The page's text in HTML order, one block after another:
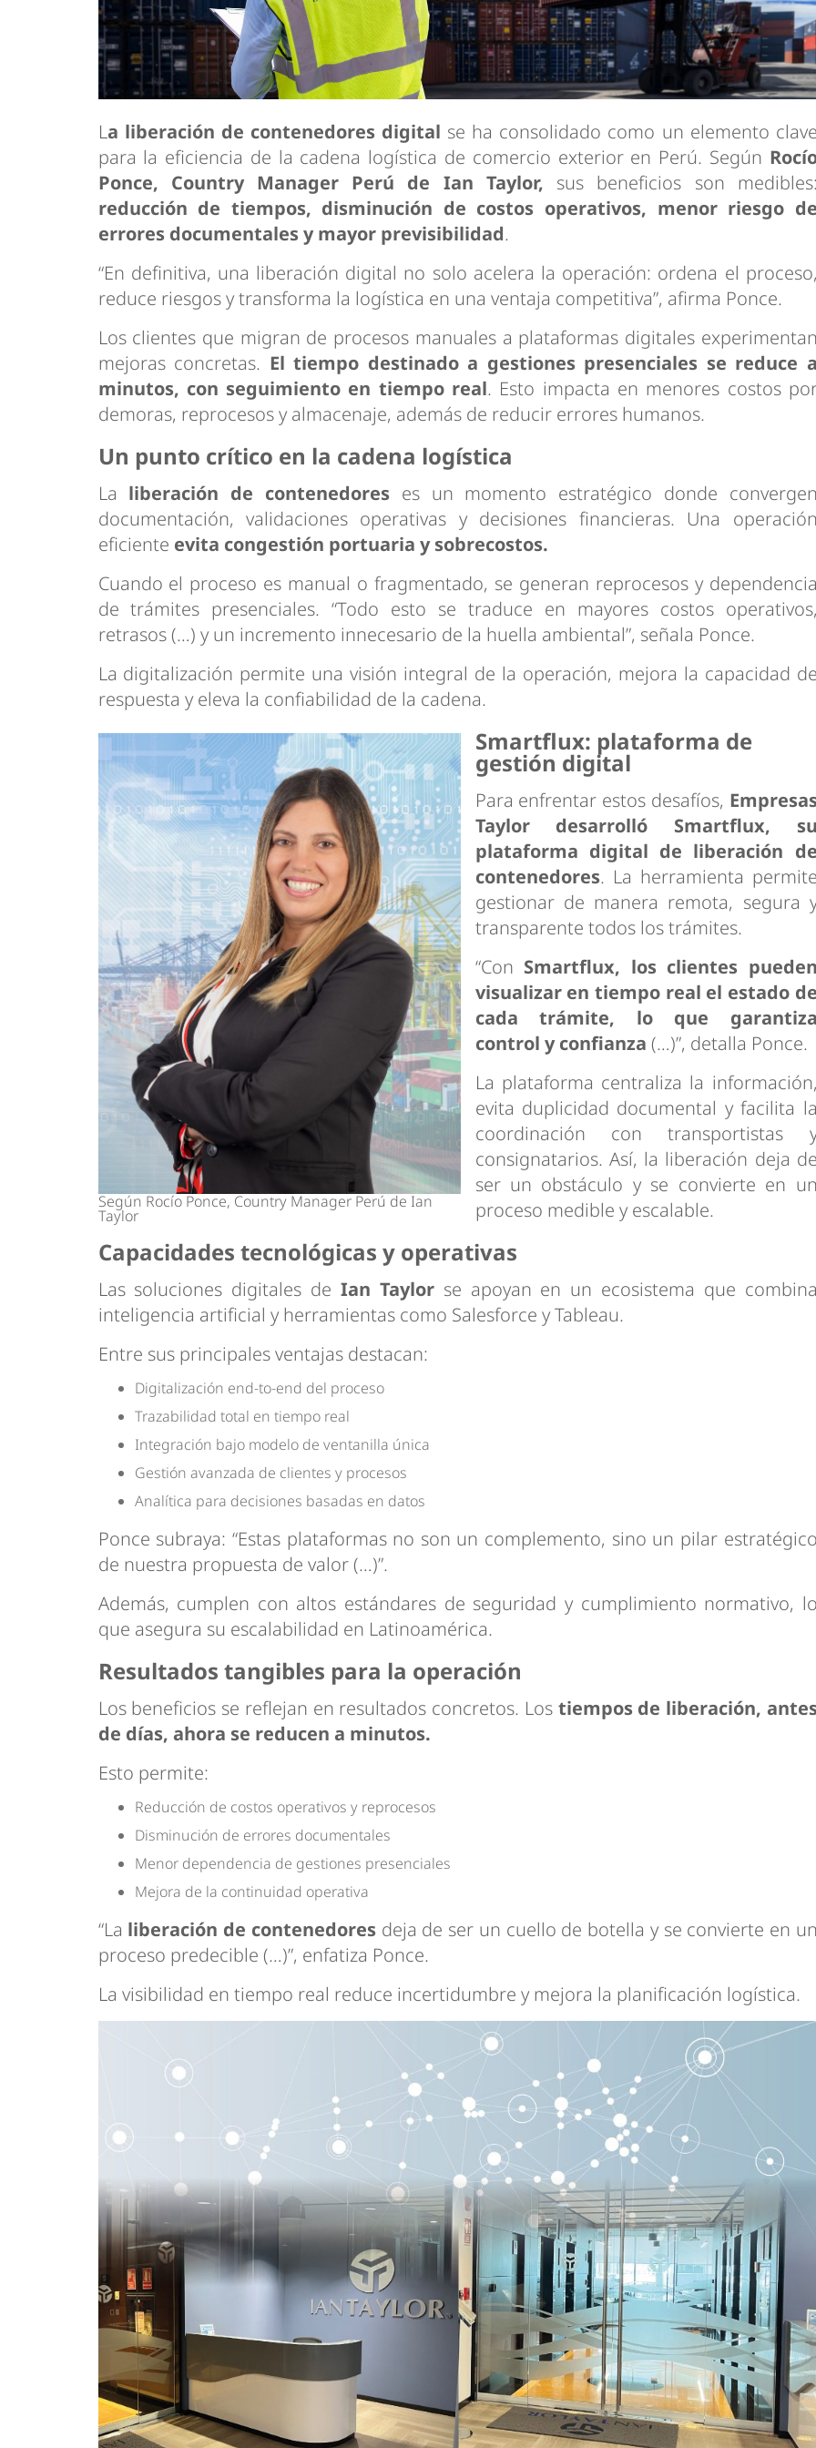
La liberación de contenedores digital se ha consolidado como un elemento
para la eficiencia de la cadena logística de comercio exterior en Perú. Según
Ponce, Country Manager Perú de Ian Taylor, sus beneficios son
reducción de tiempos, disminución de costos operativos, menor riesgo
errores documentales y mayor previsibilidad.
“En definitiva, una liberación digital no solo acelera la operación: ordena el
reduce riesgos y transforma la logística en una ventaja competitiva”, afirma Ponce.
Los clientes que migran de procesos manuales a plataformas digitales
mejoras concretas. El tiempo destinado a gestiones presenciales se reduce
minutos, con seguimiento en tiempo real. Esto impacta en menores costos
demoras, reprocesos y almacenaje, además de reducir errores humanos.
Un punto crítico en la cadena logística
La liberación de contenedoreses un momento estratégico donde
documentación, validaciones operativas y decisiones financieras. Una
eficiente evita congestión portuaria y sobrecostos.
Cuando el proceso es manual o fragmentado, se generan reprocesos y
de trámites presenciales. “Todo esto se traduce en mayores costos
retrasos (…) y un incremento innecesario de la huella ambiental”, señala Ponce.
La digitalización permite una visión integral de la operación, mejora la capacidad
respuesta y eleva la confiabilidad de la cadena.
Según Rocío Ponce, Country Manager Perú de Ian
Taylor
Smartflux: plataforma de
gestión digital
Para enfrentar estos desafíos,
Taylor desarrolló Smartflux,
plataforma digital de liberación
contenedores. La herramienta
gestionar de manera remota, segura
transparente todos los trámites.
“Con Smartflux, los clientes
visualizar en tiempo real el estado
cada trámite, lo que
control y confianza (…)”, detalla Ponce.
La plataforma centraliza la
evita duplicidad documental y facilita
coordinación con transportistas
consignatarios. Así, la liberación deja
ser un obstáculo y se convierte en
proceso medible y escalable.
Capacidades tecnológicas y operativas
Las soluciones digitales de Ian Taylor se apoyan en un ecosistema que
inteligencia artificial y herramientas como Salesforce y Tableau.
Entre sus principales ventajas destacan:
Digitalización end-to-end del proceso
Trazabilidad total en tiempo real
Integración bajo modelo de ventanilla única
Gestión avanzada de clientes y procesos
Analítica para decisiones basadas en datos
Ponce subraya: “Estas plataformas no son un complemento, sino un pilar
de nuestra propuesta de valor (…)”.
Además, cumplen con altos estándares de seguridad y cumplimiento normativo,
que asegura su escalabilidad en Latinoamérica.
Resultados tangibles para la operación
Los beneficios se reflejan en resultados concretos. Lostiempos de liberación,
de días, ahora se reducen a minutos.
Esto permite:
Reducción de costos operativos y reprocesos
Disminución de errores documentales
Menor dependencia de gestiones presenciales
Mejora de la continuidad operativa
“La liberación de contenedoresdeja de ser un cuello de botella y se convierte en
proceso predecible (…)”, enfatiza Ponce.
La visibilidad en tiempo real reduce incertidumbre y mejora la planificación logística.